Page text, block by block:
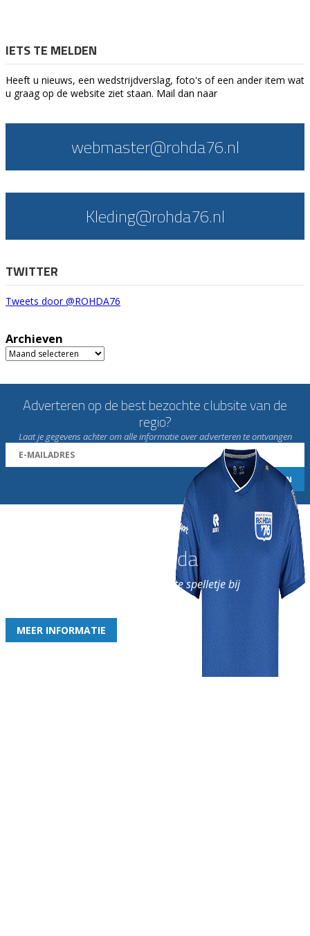
IETS TE MELDEN
Heeft u nieuws, een wedstrijdverslag, foto's of een ander item wat
u graag op de website ziet staan. Mail dan naar
webmaster@rohda76.nl
Kleding@rohda76.nl
TWITTER
Tweets door @ROHDA76
Archieven
Archieven
Adverteren op de best bezochte clubsite van de
regio?
Laat je gegevens achter om alle informatie over adverteren te ontvangen
Word nu lid van Rohda
en geniet iedere week van het leukste spelletje bij
MEER INFORMATIE